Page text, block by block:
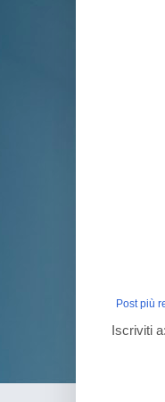
Post più
Iscriviti a: